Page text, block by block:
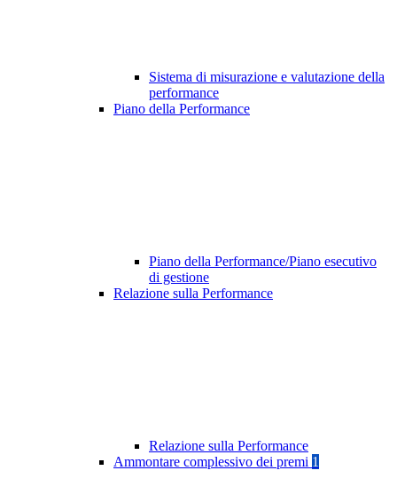
Sistema di misurazione e valutazione della
performance
Piano della Performance
Piano della Performance/Piano esecutivo
di gestione
Relazione sulla Performance
Relazione sulla Performance
Ammontare complessivo dei premi 1